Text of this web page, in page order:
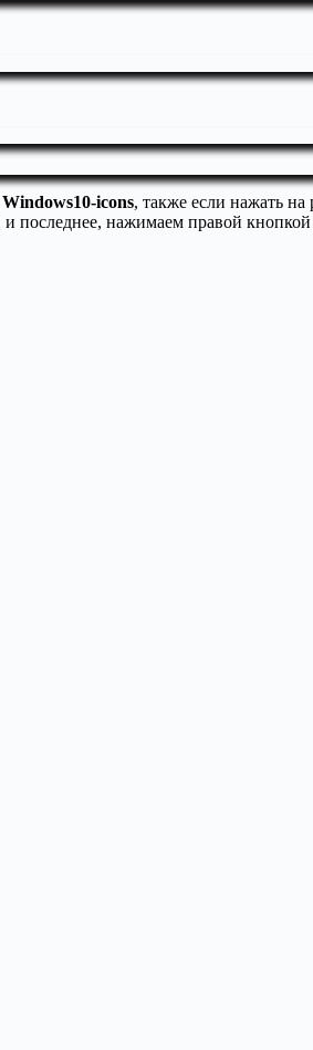
Windows10-icons, также если нажать
последнее, нажимаем правой